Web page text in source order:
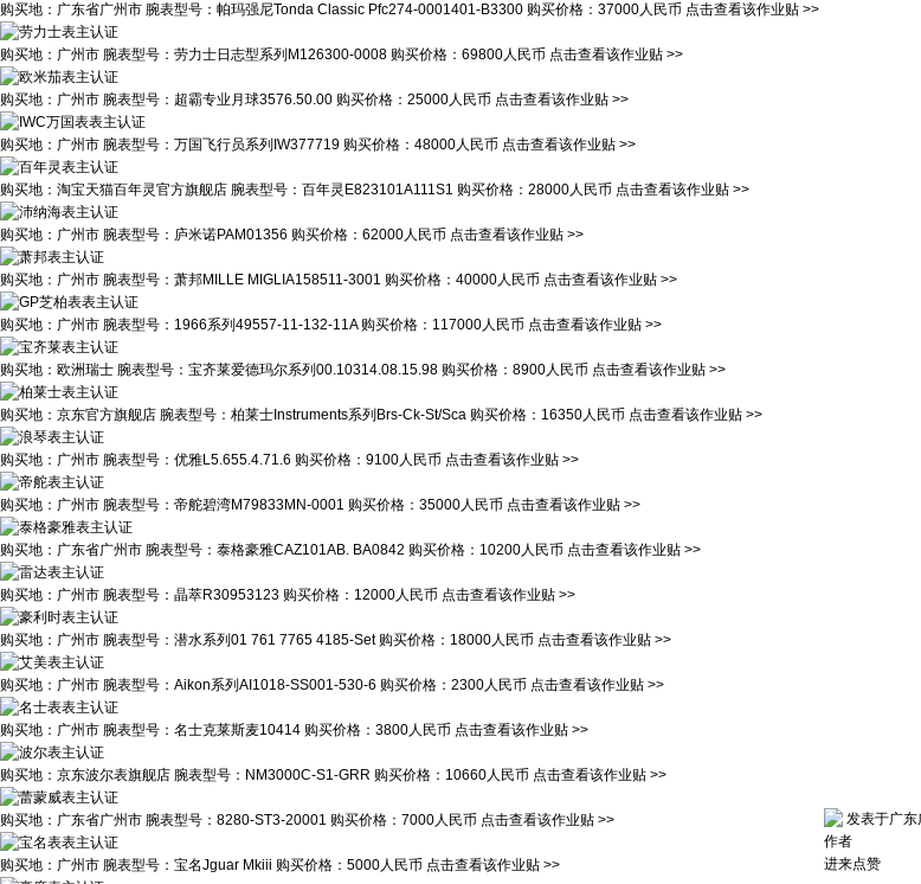
购买地： 广东省广州市 腕表型号： 帕玛强尼Tonda Classic Pfc274-0001401-B3300 购买价格： 37000人民币 点击查看该作业贴 >>
购买地： 广州市 腕表型号： 劳力士日志型系列M126300-0008 购买价格： 69800人民币 点击查看该作业贴 >>
购买地： 广州市 腕表型号： 超霸专业月球3576.50.00 购买价格： 25000人民币 点击查看该作业贴 >>
购买地： 广州市 腕表型号： 万国飞行员系列IW377719 购买价格： 48000人民币 点击查看该作业贴 >>
购买地： 淘宝天猫百年灵官方旗舰店 腕表型号： 百年灵E823101A111S1 购买价格： 28000人民币 点击查看该作业贴 >>
购买地： 广州市 腕表型号： 庐米诺PAM01356 购买价格： 62000人民币 点击查看该作业贴 >>
购买地： 广州市 腕表型号： 萧邦MILLE MIGLIA158511-3001 购买价格： 40000人民币 点击查看该作业贴 >>
购买地： 广州市 腕表型号： 1966系列49557-11-132-11A 购买价格： 117000人民币 点击查看该作业贴 >>
购买地： 欧洲瑞士 腕表型号： 宝齐莱爱德玛尔系列00.10314.08.15.98 购买价格： 8900人民币 点击查看该作业贴 >>
购买地： 京东官方旗舰店 腕表型号： 柏莱士Instruments系列Brs-Ck-St/Sca 购买价格： 16350人民币 点击查看该作业贴 >>
购买地： 广州市 腕表型号： 优雅L5.655.4.71.6 购买价格： 9100人民币 点击查看该作业贴 >>
购买地： 广州市 腕表型号： 帝舵碧湾M79833MN-0001 购买价格： 35000人民币 点击查看该作业贴 >>
购买地： 广东省广州市 腕表型号： 泰格豪雅CAZ101AB. BA0842 购买价格： 10200人民币 点击查看该作业贴 >>
购买地： 广州市 腕表型号： 晶萃R30953123 购买价格： 12000人民币 点击查看该作业贴 >>
购买地： 广州市 腕表型号： 潜水系列01 761 7765 4185-Set 购买价格： 18000人民币 点击查看该作业贴 >>
购买地： 广州市 腕表型号： Aikon系列AI1018-SS001-530-6 购买价格： 2300人民币 点击查看该作业贴 >>
购买地： 广州市 腕表型号： 名士克莱斯麦10414 购买价格： 3800人民币 点击查看该作业贴 >>
购买地： 京东波尔表旗舰店 腕表型号： NM3000C-S1-GRR 购买价格： 10660人民币 点击查看该作业贴 >>
购买地： 广东省广州市 腕表型号： 8280-ST3-20001 购买价格： 7000人民币 点击查看该作业贴 >>
购买地： 广州市 腕表型号： 宝名Jguar Mkiii 购买价格： 5000人民币 点击查看该作业贴 >>
发表于广
作者
进来点赞